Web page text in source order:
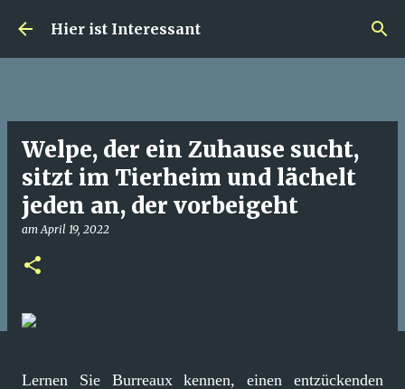
Direkt zum Hauptbereich
Hier ist Interessant
Welpe, der ein Zuhause sucht,
sitzt im Tierheim und lächelt
jeden an, der vorbeigeht
amApril 19, 2022
Lernen Sie Burreaux kennen, einen entzückenden